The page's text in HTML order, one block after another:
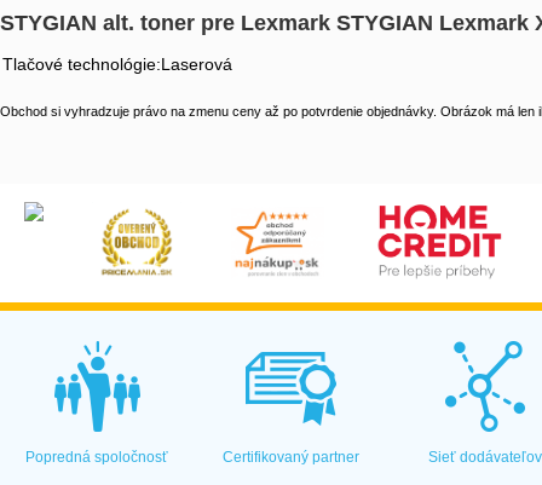
STYGIAN alt. toner pre Lexmark STYGIAN Lexmark
Tlačové technológie:Laserová
Obchod si vyhradzuje právo na zmenu ceny až po potvrdenie objednávky. Obrázok má len
Popredná spoločnosť Certifikovaný partner Sieť dodávateľov